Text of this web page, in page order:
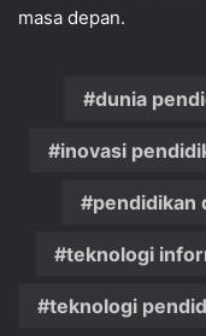
masa depan.
dunia
inovasi
pendidikan
teknologi
teknologi